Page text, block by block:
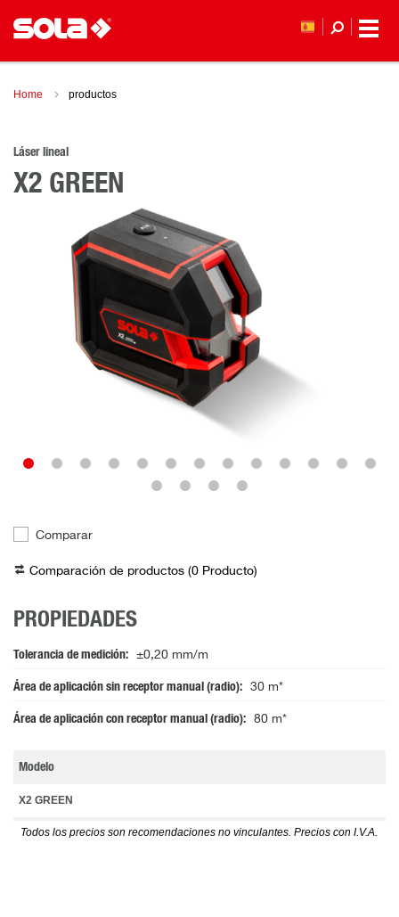
Home productos
Láser lineal
X2 GREEN
Comparar
Comparación de productos (0 Producto)
PROPIEDADES
Tolerancia de medición ±0,20 mm/m
Área de aplicación sin receptor manual (radio) 30 m*
Área de aplicación con receptor manual (radio) 80 m*
Modelo
X2 GREEN
Todos los precios son recomendaciones no vinculantes. Precios con I.V.A.